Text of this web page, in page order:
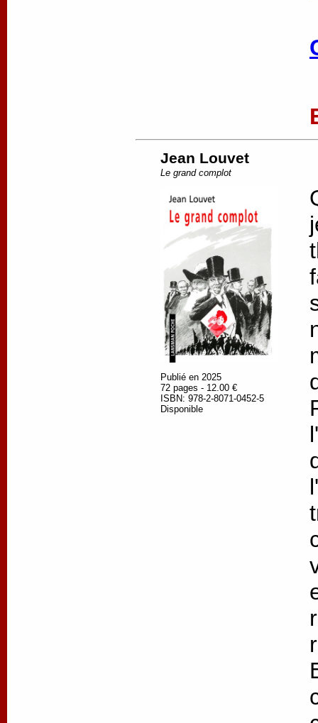
Jean Louvet
Le grand complot
Publié en 2025
72 pages - 12.00 €
ISBN: 978-2-8071-0452-5
Disponible